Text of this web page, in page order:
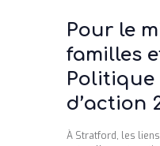
Pour le
familles
Politique
d’action
À Stratford, les